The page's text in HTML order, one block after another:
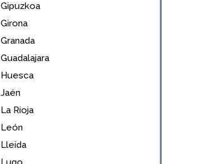
Gipuzkoa
Girona
Granada
Guadalajara
Huesca
Jaén
La Rioja
León
Lleida